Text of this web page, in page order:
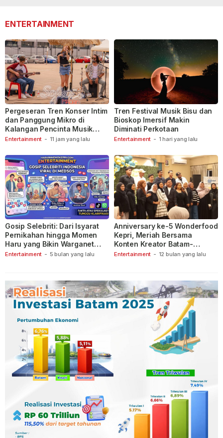
ENTERTAINMENT
Entertainment - 11 jam yang lalu
Pergeseran Tren Konser Intim
dan Panggung Mikro di
Kalangan Pencinta Musik
Indonesia
Entertainment - 1 hari yang lalu
Tren Festival Musik Bisu dan
Bioskop Imersif Makin
Diminati Perkotaan
Entertainment - 5 bulan yang lalu
Gosip Selebriti: Dari Isyarat
Pernikahan hingga Momen
Haru yang Bikin Warganet
Berspekulasi
Entertainment - 12 bulan yang lalu
Anniversary ke-5 Wonderfood
Kepri, Meriah Bersama
Konten Kreator Batam-
Tanjungpinang